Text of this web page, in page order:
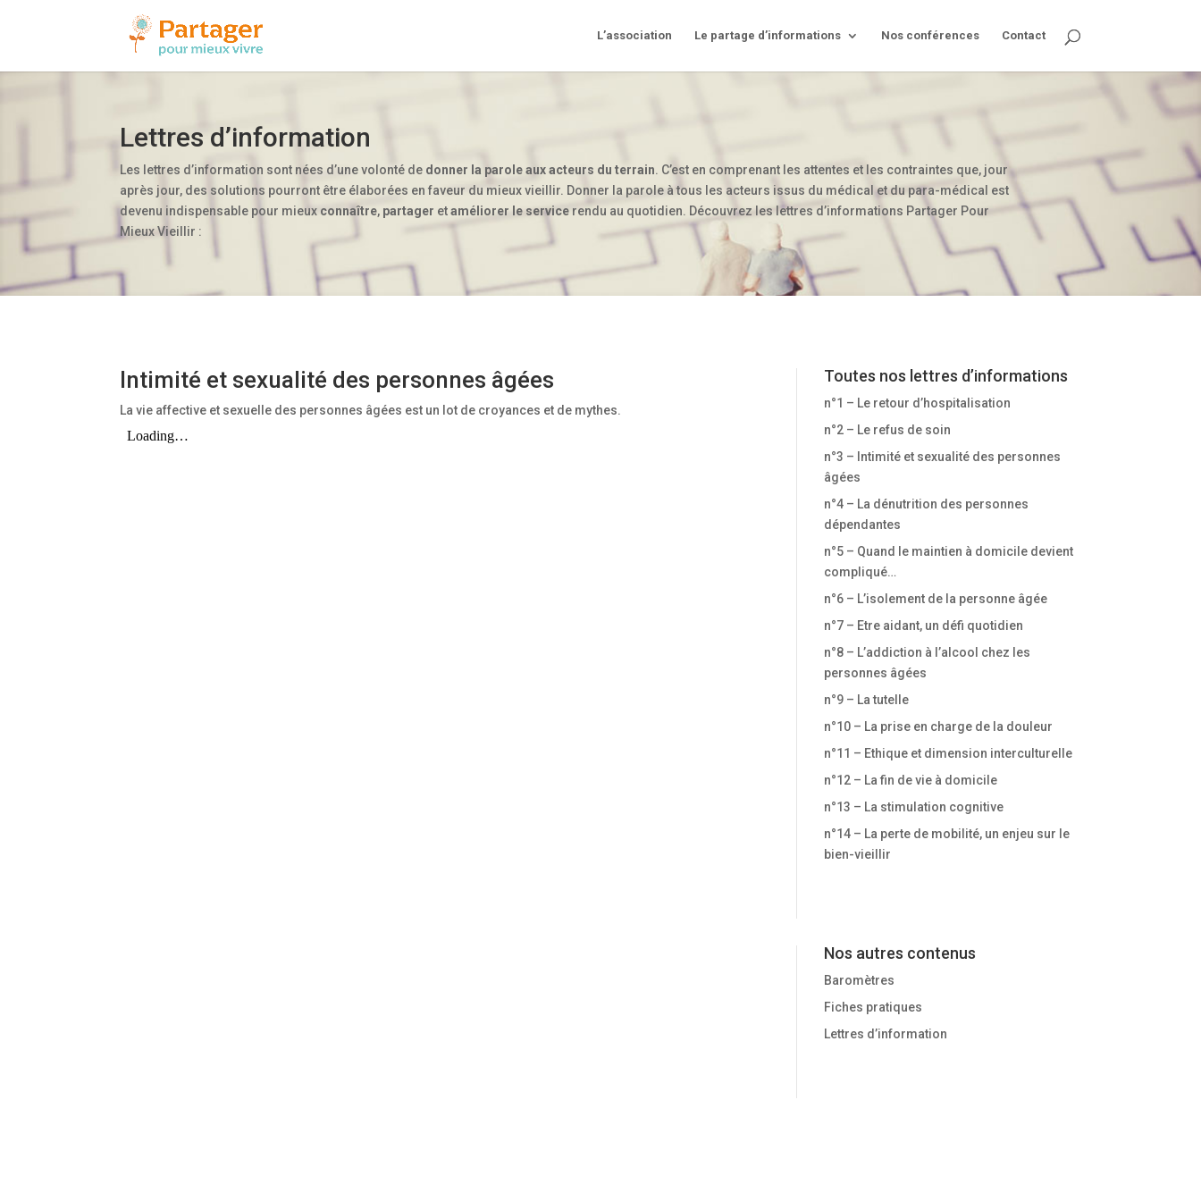
L’association Le partage d’informations Nos conférences Contact
Lettres d’information
Les lettres d’information sont nées d’une volonté de donner la parole aux acteurs du terrain. C’est en comprenant les attentes et les contraintes que, jour
après jour, des solutions pourront être élaborées en faveur du mieux vieillir. Donner la parole à tous les acteurs issus du médical et du para-médical est
devenu indispensable pour mieux connaître, partager etaméliorer le service rendu au quotidien. Découvrez les lettres d’informations Partager Pour
Mieux Vieillir :
Intimité et sexualité des personnes âgées
La vie affective et sexuelle des personnes âgées est un lot de croyances et de mythes.
Toutes nos lettres d’informations
n°1 – Le retour d’hospitalisation
n°2 – Le refus de soin
n°3 – Intimité et sexualité des personnes
âgées
n°4 – La dénutrition des personnes
dépendantes
n°5 – Quand le maintien à domicile devient
compliqué…
n°6 – L’isolement de la personne âgée
n°7 – Etre aidant, un défi quotidien
n°8 – L’addiction à l’alcool chez les
personnes âgées
n°9 – La tutelle
n°10 – La prise en charge de la douleur
n°11 – Ethique et dimension interculturelle
n°12 – La fin de vie à domicile
n°13 – La stimulation cognitive
n°14 – La perte de mobilité, un enjeu sur le
bien-vieillir
Nos autres contenus
Baromètres
Fiches pratiques
Lettres d’information